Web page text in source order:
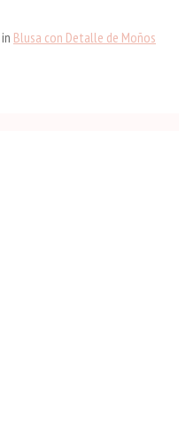
in Blusa con Detalle de Moños